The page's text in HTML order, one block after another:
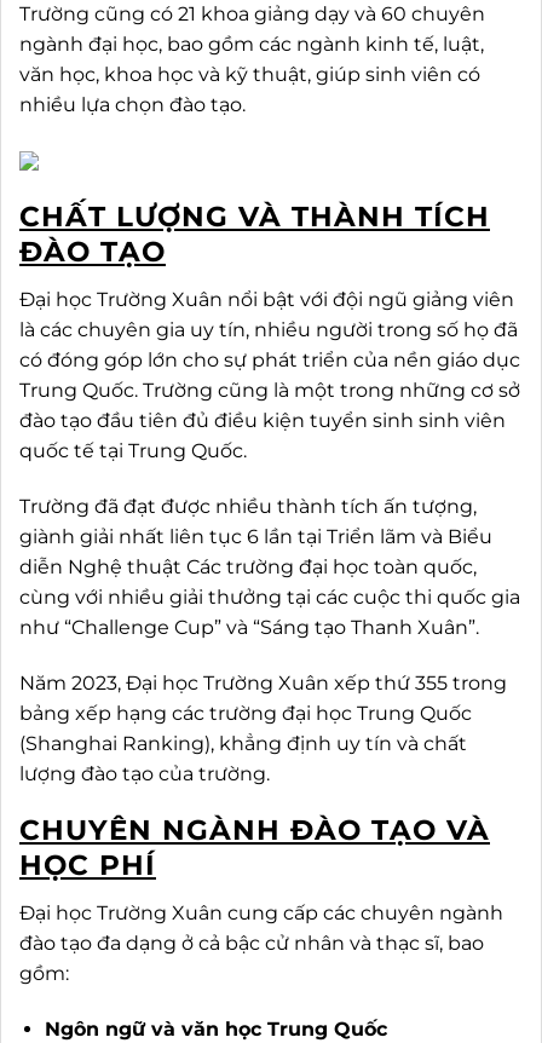
Trường cũng có 21 khoa giảng dạy và 60 chuyên
ngành đại học, bao gồm các ngành kinh tế, luật,
văn học, khoa học và kỹ thuật, giúp sinh viên có
nhiều lựa chọn đào tạo.
CHẤT LƯỢNG VÀ THÀNH TÍCH
ĐÀO TẠO
Đại học Trường Xuân nổi bật với đội ngũ giảng viên
là các chuyên gia uy tín, nhiều người trong số họ đã
có đóng góp lớn cho sự phát triển của nền giáo dục
Trung Quốc. Trường cũng là một trong những cơ sở
đào tạo đầu tiên đủ điều kiện tuyển sinh sinh viên
quốc tế tại Trung Quốc.
Trường đã đạt được nhiều thành tích ấn tượng,
giành giải nhất liên tục 6 lần tại Triển lãm và Biểu
diễn Nghệ thuật Các trường đại học toàn quốc,
cùng với nhiều giải thưởng tại các cuộc thi quốc gia
như “Challenge Cup” và “Sáng tạo Thanh Xuân”.
Năm 2023, Đại học Trường Xuân xếp thứ 355 trong
bảng xếp hạng các trường đại học Trung Quốc
(Shanghai Ranking), khẳng định uy tín và chất
lượng đào tạo của trường.
CHUYÊN NGÀNH ĐÀO TẠO VÀ
HỌC PHÍ
Đại học Trường Xuân cung cấp các chuyên ngành
đào tạo đa dạng ở cả bậc cử nhân và thạc sĩ, bao
gồm:
Ngôn ngữ và văn học Trung Quốc